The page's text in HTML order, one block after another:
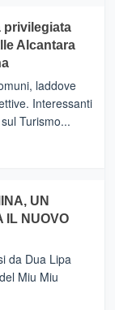
privilegiata
Alcantara
laddove
Interessanti
Turismo...
UN
IL NUOVO
da Dua Lipa
Miu Miu